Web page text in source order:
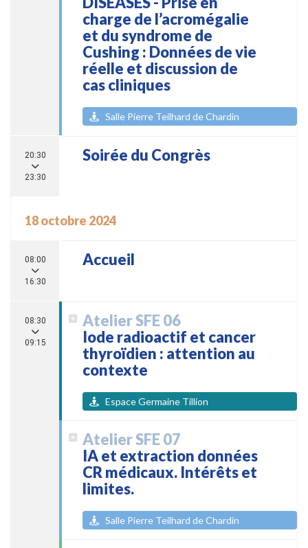
charge de l’acromégalie
et du syndrome de
Cushing : Données de vie
réelle et discussion de
cas cliniques
Salle Pierre Teilhard de Chardin
20:30
23:30
Soirée du Congrès
18 octobre 2024
08:00
16:30
Accueil
08:30
09:15
Atelier SFE 06
Iode radioactif et cancer
thyroïdien : attention au
contexte
Espace Germaine Tillion
Atelier SFE 07
IA et extraction données
CR médicaux. Intérêts et
limites.
Salle Pierre Teilhard de Chardin